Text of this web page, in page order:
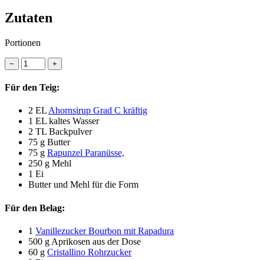
Zutaten
Portionen
− +
Für den Teig:
2 EL Ahornsirup Grad C kräftig
1 EL kaltes Wasser
2 TL Backpulver
75 g Butter
75 g Rapunzel Paranüsse,
250 g Mehl
1 Ei
Butter und Mehl für die Form
Für den Belag:
1 Vanillezucker Bourbon mit Rapadura
500 g Aprikosen aus der Dose
60 g Cristallino Rohrzucker